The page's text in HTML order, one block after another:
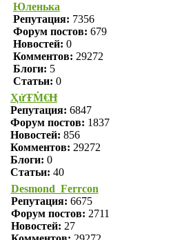
Юленька
Репутация: 7356
Форум постов: 679
Новостей: 0
Комментов: 29272
Блоги: 5
Статьи: 0
ҲửŦṀ€Ħ
Репутация: 6847
Форум постов: 1837
Новостей: 856
Комментов: 29272
Блоги: 0
Статьи: 40
Desmond_Ferrcon
Репутация: 6675
Форум постов: 2711
Новостей: 27